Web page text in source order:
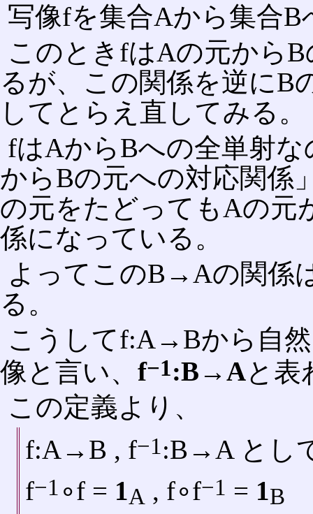
写像fを集合Aから集合
このときfはAの元から
るが、この関係を逆にB
してとらえ直してみる。
fはAからBへの全単射
からBの元への対応関係
の元をたどってもAの元
係になっている。
よってこのB→Aの関係
る。
こうしてf:A→Bから自
像と言い、 f−1:B→Aと表
この定義より、
f:A→B , f−1:B→A とし
f−1 ∘f = 1A , f∘f−1 = 1 B